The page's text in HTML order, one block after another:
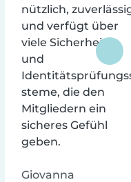
nützlich,
und verfügt über
viele Sicherheits-
und
steme, die den
Mitgliedern ein
sicheres Gefühl
geben.
Giovanna